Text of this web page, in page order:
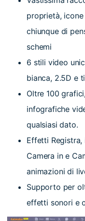
proprietà,
chiunque di
schemi
6 stili video
bianca, 2.5D e
Oltre 100
infografiche
qualsiasi dato.
Effetti
Camera in e
animazioni di
Supporto per
effetti sonori e